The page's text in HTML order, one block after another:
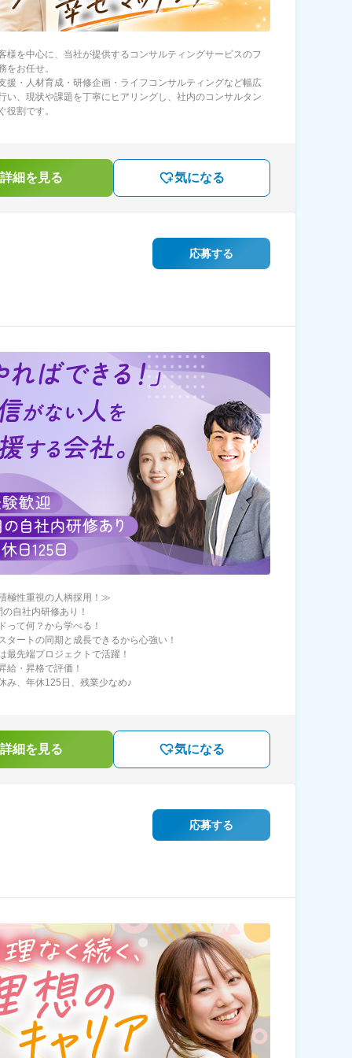
様を中心に、当社が提供するコンサルティングサービスのフ
をお任せ。
援・人材育成・研修企画・ライフコンサルティングなど幅広
い、現状や課題を丁寧にヒアリングし、社内のコンサルタン
役割です。
細を見る 気になる
応募する
極性重視の人柄採用！≫
自社内研修あり！
って何？から学べる！
タートの同期と成長できるから心強い！
最先端プロジェクトで活躍！
給・昇格で評価！
み、年休125日、残業少なめ♪
細を見る 気になる
応募する